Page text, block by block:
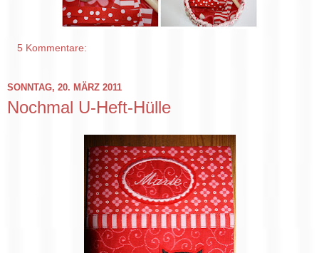
5 Kommentare:
SONNTAG, 20. MÄRZ 2011
Nochmal U-Heft-Hülle